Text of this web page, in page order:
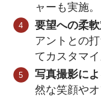
ャーも実施。
要望への柔
アントとの
てカスタマイ
写真撮影に
然な笑顔や